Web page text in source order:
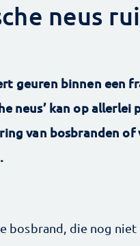
neus
geuren binnen een
neus’ kan op
van bosbranden of
bosbrand, die nog